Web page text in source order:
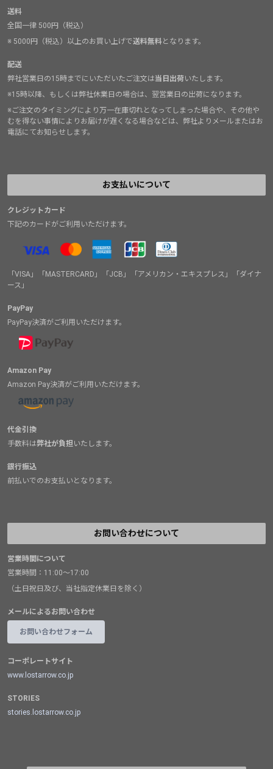
送料
全国一律 500円（税込）
※ 5000円（税込）以上のお買い上げで送料無料となります。
配送
弊社営業日の15時までにいただいたご注文は当日出荷いたします。
※15時以降、もしくは弊社休業日の場合は、翌営業日の出荷になります。
※ご注文のタイミングにより万一在庫切れとなってしまった場合や、その他や
むを得ない事情によりお届けが遅くなる場合などは、弊社よりメールまたはお
電話にてお知らせします。
お支払いについて
クレジットカード
下記のカードがご利用いただけます。
「VISA」「MASTERCARD」「JCB」「アメリカン・エキスプレス」「ダイナ
ース」
PayPay
PayPay決済がご利用いただけます。
Amazon Pay
Amazon Pay決済がご利用いただけます。
代金引換
手数料は弊社が負担いたします。
銀行振込
前払いでのお支払いとなります。
お問い合わせについて
営業時間について
営業時間：11:00～17:00
（土日祝日及び、当社指定休業日を除く）
メールによるお問い合わせ
お問い合わせフォーム
コーポレートサイト
www.lostarrow.co.jp
STORIES
stories.lostarrow.co.jp